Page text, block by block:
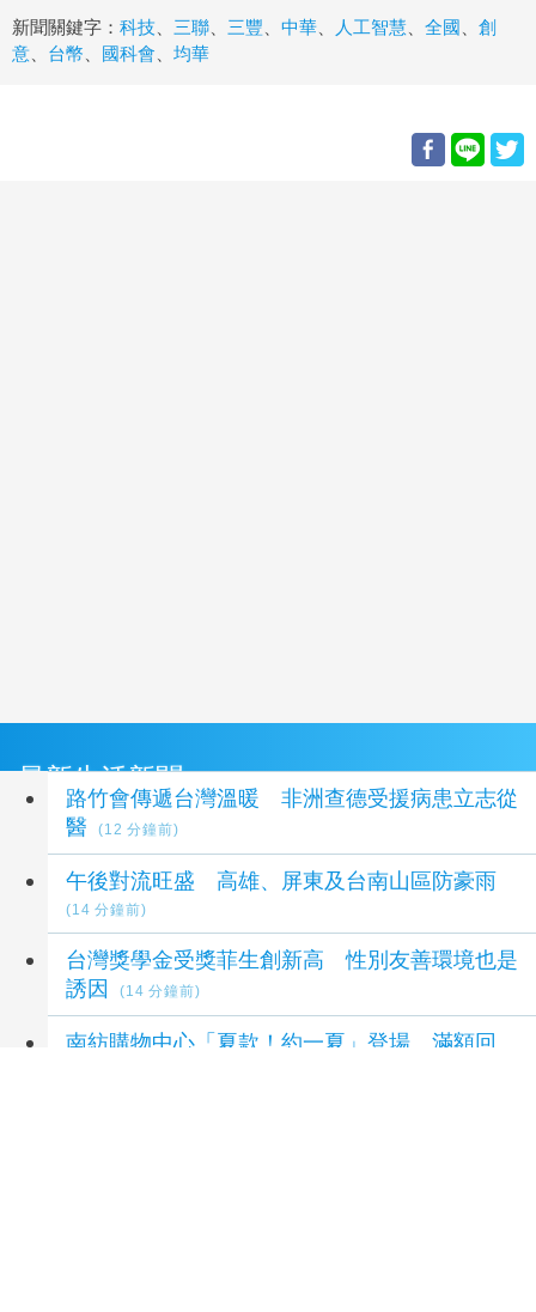
新聞關鍵字： 科技、 三聯、 三豐、 中華、 人工智慧、 全國、 創
意、 台幣、 國科會、 均華
最新生活新聞
路竹會傳遞台灣溫暖 非洲查德受援病患立志從
醫
(12 分鐘前)
午後對流旺盛 高雄、屏東及台南山區防豪雨
(14 分鐘前)
台灣獎學金受獎菲生創新高 性別友善環境也是
誘因
(14 分鐘前)
南紡購物中心「夏款！約一夏」登場 滿額回